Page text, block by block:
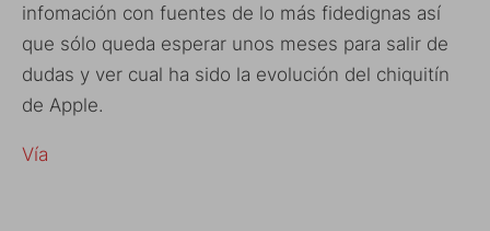
infomación con fuentes de lo más fidedignas así
que sólo queda esperar unos meses para salir de
dudas y ver cual ha sido la evolución del chiquitín
de Apple.
Vía